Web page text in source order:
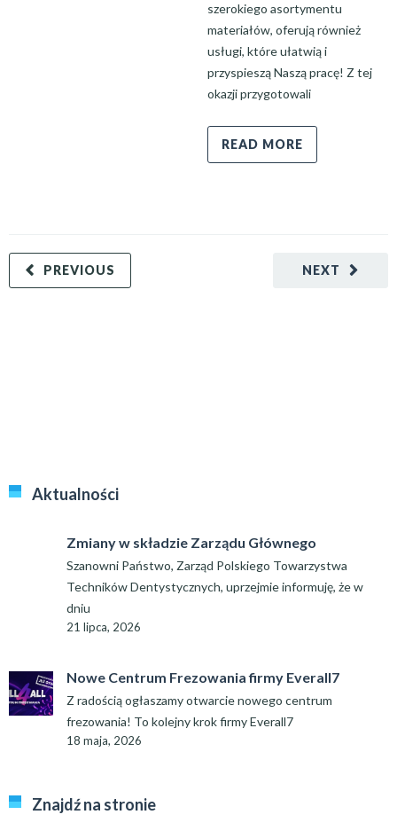
szerokiego asortymentu
materiałów, oferują również
usługi, które ułatwią i
przyspieszą Naszą pracę! Z tej
okazji przygotowali
READ MORE
NEXT
PREVIOUS
Aktualności
Zmiany w składzie Zarządu Głównego
Szanowni Państwo, Zarząd Polskiego Towarzystwa
Techników Dentystycznych, uprzejmie informuję, że w
dniu
21 lipca, 2026
Nowe Centrum Frezowania firmy Everall7
Z radością ogłaszamy otwarcie nowego centrum
frezowania! To kolejny krok firmy Everall7
18 maja, 2026
Znajdź na stronie